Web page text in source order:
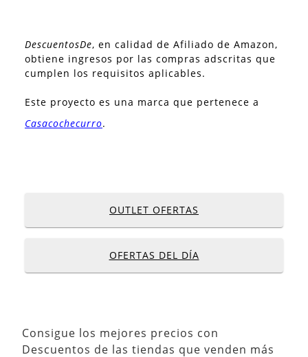
DescuentosDe, en calidad de Afiliado de Amazon,
obtiene ingresos por las compras adscritas que
cumplen los requisitos aplicables.
Este proyecto es una marca que pertenece a
Casacochecurro.
OUTLET OFERTAS
OFERTAS DEL DÍA
Consigue los mejores precios con
Descuentos de las tiendas que venden más